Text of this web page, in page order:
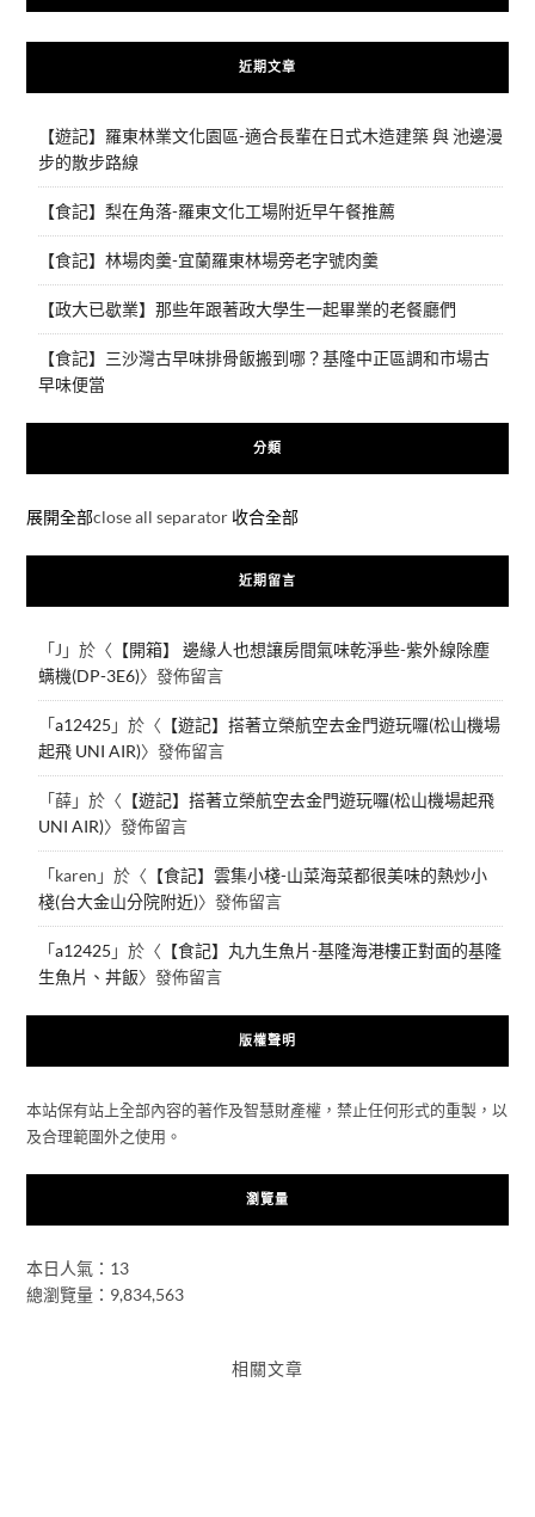
近期文章
【遊記】羅東林業文化園區-適合長輩在日式木造建築 與 池邊漫
步的散步路線
【食記】梨在角落-羅東文化工場附近早午餐推薦
【食記】林場肉羹-宜蘭羅東林場旁老字號肉羹
【政大已歇業】那些年跟著政大學生一起畢業的老餐廳們
【食記】三沙灣古早味排骨飯搬到哪？基隆中正區調和市場古
早味便當
分類
展開全部close all separator 收合全部
近期留言
「J 」於〈 【開箱】 邊緣人也想讓房間氣味乾淨些-紫外線除塵
螨機(DP-3E6)〉發佈留言
「a12425 」於〈 【遊記】搭著立榮航空去金門遊玩囉(松山機場
起飛 UNI AIR)〉發佈留言
「薛」於〈 【遊記】搭著立榮航空去金門遊玩囉(松山機場起飛
UNI AIR)〉發佈留言
「karen 」於〈 【食記】雲集小棧-山菜海菜都很美味的熱炒小
棧(台大金山分院附近)〉發佈留言
「a12425 」於〈 【食記】丸九生魚片-基隆海港樓正對面的基隆
生魚片、丼飯〉發佈留言
版權聲明
本站保有站上全部內容的著作及智慧財產權，禁止任何形式的重製，以
及合理範圍外之使用。
瀏覽量
本日人氣：13
總瀏覽量：9,834,563
相關文章